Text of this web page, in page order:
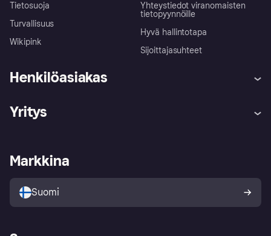
Tietosuoja
Turvallisuus
Wikipink
Yhteystiedot viranomaisten
tietopyynnöille
Hyvä hallintotapa
Sijoittajasuhteet
Henkilöasiakas
Ohje
Kirjaudu sisään
Tutustu kauppoihin
Ostajan turva
Yritys
Kirjaudu sisään yrityksenä
Markkina
Suomi